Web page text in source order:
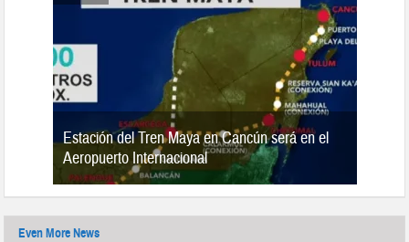
Estación del Tren Maya en Cancún será en el
Aeropuerto Internacional
Even More News